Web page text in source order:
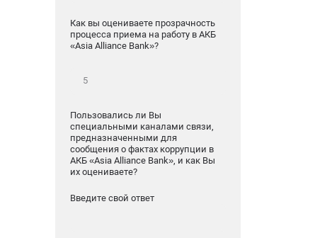
Как вы оцениваете прозрачность
процесса приема на работу в АКБ
«Asia Alliance Bank»?
Пользовались ли Вы
специальными каналами связи,
предназначенными для
сообщения о фактах коррупции в
АКБ «Asia Alliance Bank», и как Вы
их оцениваете?
Введите свой ответ